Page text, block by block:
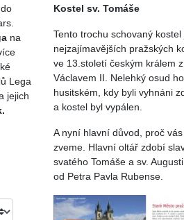
na
Lega
jejich
Kostel sv. Tomáše
Tento trochu schovaný
nejzajímavějších pražských
ve 13.století českým králem
Václavem II. Nelehký osud
husitském, kdy byli vyhnáni
a kostel byl vypálen.
A nyní hlavní důvod, proč
zveme. Hlavní oltář zdobí
svatého Tomáše a sv.
od Petra Pavla Rubense.